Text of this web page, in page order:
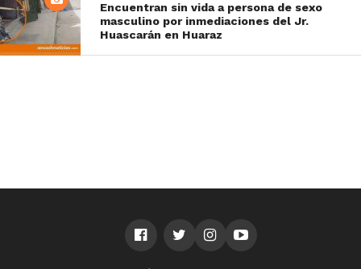
Encuentran sin vida a persona de sexo
masculino por inmediaciones del Jr.
Huascarán en Huaraz